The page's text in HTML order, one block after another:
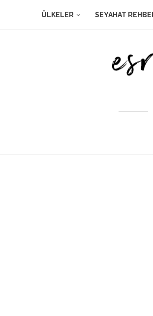
ÜLKELER SEYAHAT